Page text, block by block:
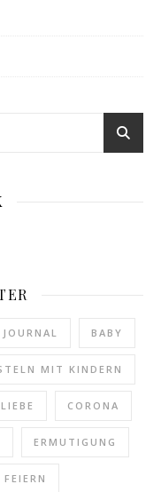
BABY
MIT KINDERN
CORONA
ERMUTIGUNG
FEIERN